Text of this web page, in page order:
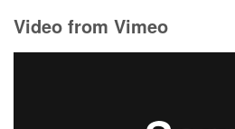
Video from Vimeo